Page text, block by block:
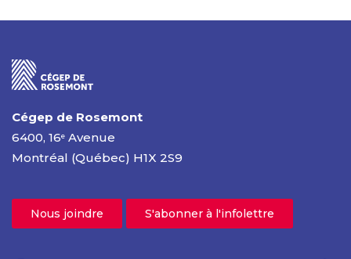
Cégep de Rosemont
6400, 16e Avenue
Montréal (Québec) H1X 2S9
Nous joindre S'abonner à l'infolettre